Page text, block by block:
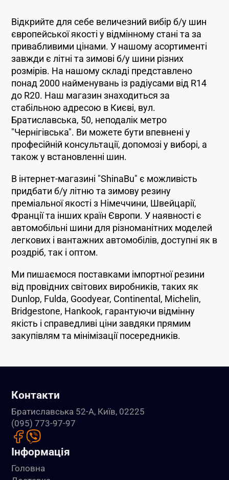
Відкрийте для себе величезний вибір б/у шин
європейської якості у відмінному стані та за
привабливими цінами. У нашому асортименті
завжди є літні та зимові б/у шини різних
розмірів. На нашому складі представлено
понад 2000 найменувань із радіусами від R14
до R20. Наш магазин знаходиться за
стабільною адресою в Києві, вул.
Братиславська, 50, неподалік метро
"Чернігівська". Ви можете бути впевнені у
професійній консультації, допомозі у виборі, а
також у встановленні шин.
В інтернет-магазині "ShinaBu" є можливість
придбати б/у літню та зимову резину
преміальної якості з Німеччини, Швейцарії,
Франції та інших країн Європи. У наявності є
автомобільні шини для різноманітних моделей
легкових і вантажних автомобілів, доступні як в
роздріб, так і оптом.
Ми пишаємося поставками імпортної резини
від провідних світових виробників, таких як
Dunlop, Fulda, Goodyear, Continental, Michelin,
Bridgestone, Hankook, гарантуючи відмінну
якість і справедливі ціни завдяки прямим
закупівлям та мінімізації посередників.
Контакти
Братиславська 52-А, Київ, 02225
(095) 773-97-97
Інформація
Головна